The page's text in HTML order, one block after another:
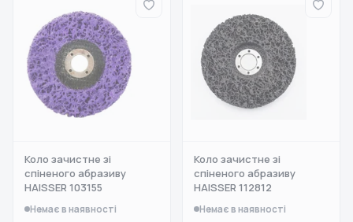
Коло зачистне зі
спіненого абразиву
HAISSER 103155
Немає в наявності
Коло зачистне зі
спіненого абразиву
HAISSER 112812
Немає в наявності